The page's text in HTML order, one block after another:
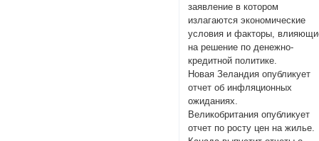
заявление в котором
излагаются экономические
условия и факторы,
на решение по денежно-
кредитной политике.
Новая Зеландия опубликует
отчет об инфляционных
ожиданиях.
Великобритания опубликует
отчет по росту цен на жилье.